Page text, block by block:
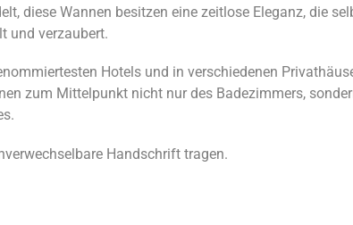
diese Wannen besitzen eine zeitlose Eleganz, die
und verzaubert.
Hotels und in verschiedenen
zum Mittelpunkt nicht nur des Badezimmers,
Handschrift tragen.